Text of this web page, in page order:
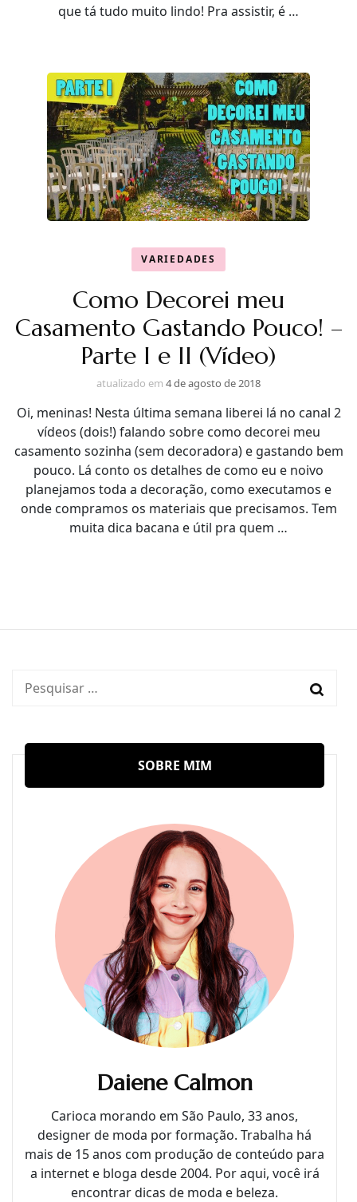
que tá tudo muito lindo! Pra assistir, é …
VARIEDADES
Como Decorei meu
Casamento Gastando Pouco! –
Parte I e II (Vídeo)
atualizado em 4 de agosto de 2018
Oi, meninas! Nesta última semana liberei lá no canal 2
vídeos (dois!) falando sobre como decorei meu
casamento sozinha (sem decoradora) e gastando bem
pouco. Lá conto os detalhes de como eu e noivo
planejamos toda a decoração, como executamos e
onde compramos os materiais que precisamos. Tem
muita dica bacana e útil pra quem …
Pesquisar
SOBRE MIM
Daiene Calmon
Carioca morando em São Paulo, 33 anos,
designer de moda por formação. Trabalha há
mais de 15 anos com produção de conteúdo para
a internet e bloga desde 2004. Por aqui, você irá
encontrar dicas de moda e beleza.